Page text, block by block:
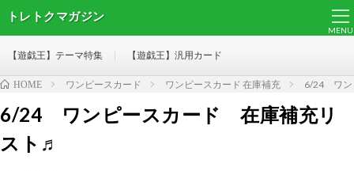
トレトクマガジン
MENU
【遊戯王】テーマ特集 【遊戯王】汎用カード
HOME ワンピースカード ワンピースカード 在庫補充 6/24 ワン
6/24 ワンピースカード 在庫補充リ
スト♬